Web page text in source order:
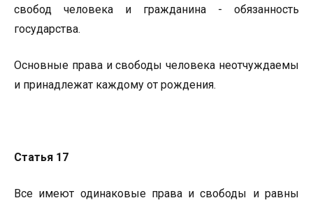
свобод человека и гражданина - обязанность
государства.
Основные права и свободы человека неотчуждаемы
и принадлежат каждому от рождения.
Статья 17
Все имеют одинаковые права и свободы и равны